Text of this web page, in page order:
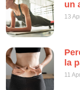
un
13
la
11